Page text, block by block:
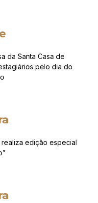
da Santa Casa de
pelo dia do
edição especial